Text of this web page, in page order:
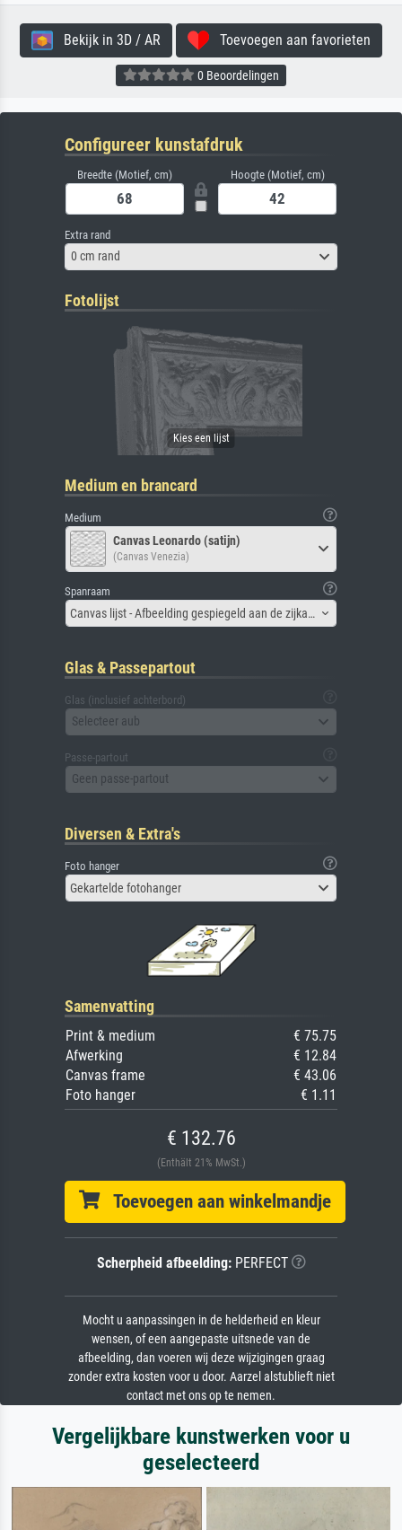
Bekijk in 3D / AR Toevoegen aan favorieten
0 Beoordelingen
Configureer kunstafdruk
Breedte (Motief, cm) Hoogte (Motief, cm)
Extra rand
0 cm rand
Fotolijst
Medium en brancard
Medium
Canvas Leonardo (satijn)
(Canvas Venezia)
Spanraam
Canvas lijst - Afbeelding gespiegeld aan de zijkant
Glas & Passepartout
Glas (inclusief achterbord)
Selecteer aub
Passe-partout
Geen passe-partout
Diversen & Extra's
Foto hanger
Gekartelde fotohanger
Samenvatting
Print & medium
€ 75.75
Afwerking
€ 12.84
Canvas frame
€ 43.06
Foto hanger
€ 1.11
€ 132.76
(Enthält 21% MwSt.)
Toevoegen aan winkelmandje
Scherpheid afbeelding:PERFECT
Mocht u aanpassingen in de helderheid en kleur
wensen, of een aangepaste uitsnede van de
afbeelding, dan voeren wij deze wijzigingen graag
zonder extra kosten voor u door. Aarzel alstublieft niet
contact met ons op te nemen.
Vergelijkbare kunstwerken voor u
geselecteerd